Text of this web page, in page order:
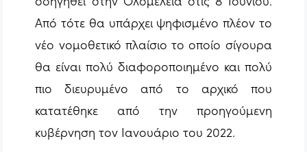
Από τότε θα υπάρχει ψηφισμένο πλέον το
νέο νομοθετικό πλαίσιο το οποίο σίγουρα
θα είναι πολύ διαφοροποιημένο και πολύ
πιο διευρυμένο από το αρχικό που
κατατέθηκε από την προηγούμενη
κυβέρνηση τον Ιανουάριο του 2022.